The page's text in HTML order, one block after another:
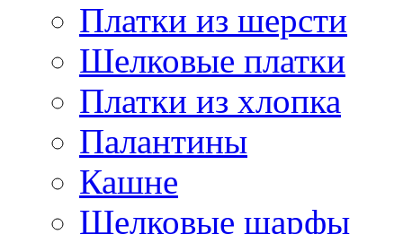
Платки из шерсти
Шелковые платки
Платки из хлопка
Палантины
Кашне
Шелковые шарфы